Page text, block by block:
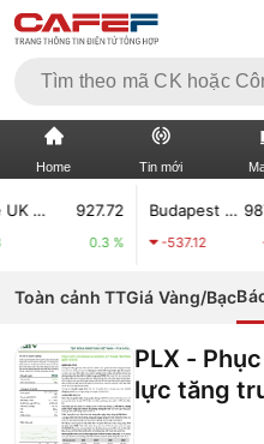
Home Tin mới
XÃ HỘI
BẤT ĐỘNG SẢN
TÀI CHÍNH NGÂN HÀNG
927.72 Budapest Stock Index
-537.12 -0.54
Toàn cảnh TTGiá Vàng/Bạc
PLX - Phục hồi lợi nhuận và động
lực tăng